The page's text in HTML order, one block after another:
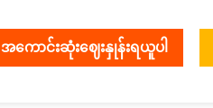
အကောင်းဆုံးဈေးနှုန်းရယူပါ